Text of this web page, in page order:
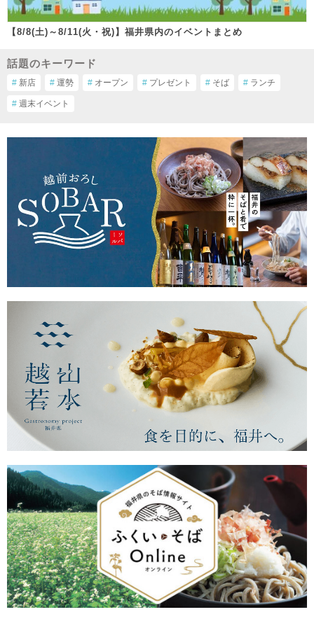
【8/8(土)～8/11(火・祝)】福井県内のイベントまとめ
話題のキーワード
# 新店 # 運勢 # オープン # プレゼント # そば # ランチ
# 週末イベント